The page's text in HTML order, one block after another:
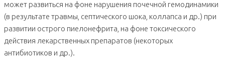
может развиться на фоне нарушения почечной гемодинамики
(в результате травмы, септического шока, коллапса и др.) при
развитии острого пиелонефрита, на фоне токсического
действия лекарственных препаратов (некоторых
антибиотиков и др.).